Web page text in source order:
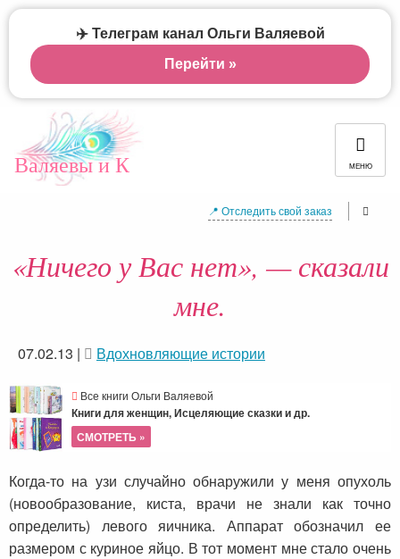
Валяевы и К МЕНЮ
📍 Отследить свой заказ
«Ничего у Вас нет», — сказали
мне.
07.02.13 | Вдохновляющие истории
Все книги Ольги Валяевой
Книги для женщин, Исцеляющие сказки и др.
СМОТРЕТЬ »
Когда-то на узи случайно обнаружили у меня опухоль
(новообразование, киста, врачи не знали как точно
определить) левого яичника. Аппарат обозначил ее
размером с куриное яйцо. В тот момент мне стало очень
✈️ Телеграм канал Ольги Валяевой
Перейти »